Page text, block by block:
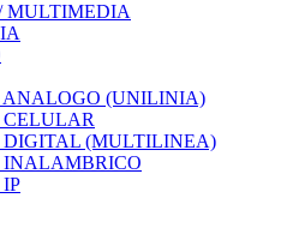
MULTIMEDIA
ANALOGO (UNILINIA)
CELULAR
DIGITAL (MULTILINEA)
INALAMBRICO